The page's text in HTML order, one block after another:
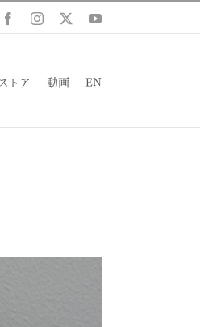
FacebookInstagram YouTube
トア 動画 EN